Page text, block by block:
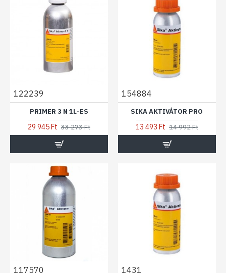
122239
PRIMER 3 N 1L-ES
29 945 Ft 33 273 Ft
154884
SIKA AKTIVÁTOR PRO
13 493 Ft 14 992 Ft
117570 1431